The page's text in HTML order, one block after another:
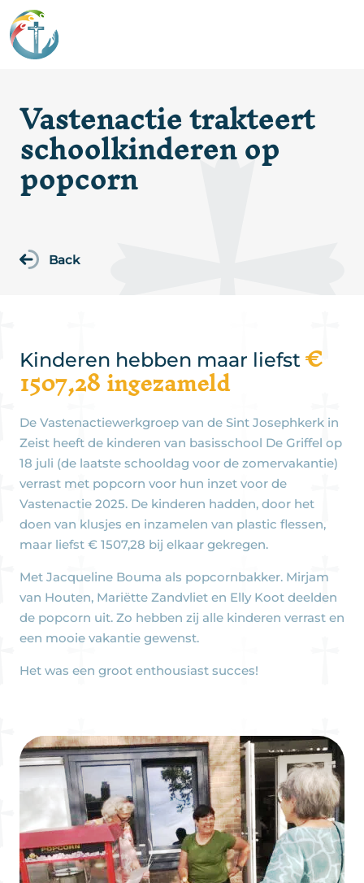
Vastenactie trakteert
schoolkinderen op
popcorn
Back
Kinderen hebben maar liefst €
1507,28 ingezameld
De Vastenactiewerkgroep van de Sint Josephkerk in
Zeist heeft de kinderen van basisschool De Griffel op
18 juli (de laatste schooldag voor de zomervakantie)
verrast met popcorn voor hun inzet voor de
Vastenactie 2025. De kinderen hadden, door het
doen van klusjes en inzamelen van plastic flessen,
maar liefst € 1507,28 bij elkaar gekregen.
Met Jacqueline Bouma als popcornbakker. Mirjam
van Houten, Mariëtte Zandvliet en Elly Koot deelden
de popcorn uit. Zo hebben zij alle kinderen verrast en
een mooie vakantie gewenst.
Het was een groot enthousiast succes!